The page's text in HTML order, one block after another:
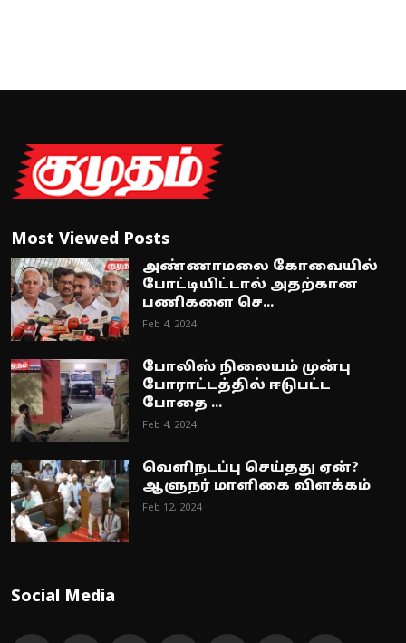
Most Viewed Posts
அண்ணாமலை கோவையில்
போட்டியிட்டால் அதற்கான
பணிகளை செ...
Feb 4, 2024
போலிஸ் நிலையம் முன்பு
போராட்டத்தில் ஈடுபட்ட
போதை ...
Feb 4, 2024
வெளிநடப்பு செய்தது ஏன்?
ஆளுநர் மாளிகை விளக்கம்
Feb 12, 2024
Social Media